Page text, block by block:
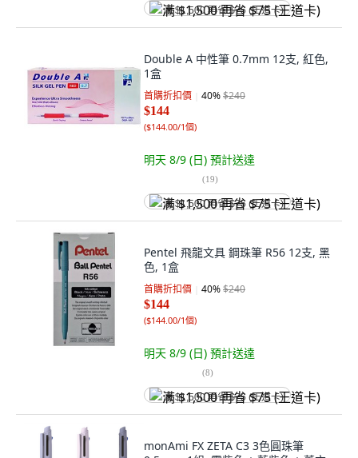
满 $1,500 再省 $75 (王道卡)
Double A 中性筆 0.7mm 12支, 紅色,
1盒
首購折扣價 40%$240
$144
($144.00/1個)
明天 8/9 (日) 預計送達
(19)
满 $1,500 再省 $75 (王道卡)
Pentel 飛龍文具 鋼珠筆 R56 12支, 黑
色, 1盒
首購折扣價 40%$240
$144
($144.00/1個)
明天 8/9 (日) 預計送達
(8)
满 $1,500 再省 $75 (王道卡)
monAmi FX ZETA C3 3色圓珠筆